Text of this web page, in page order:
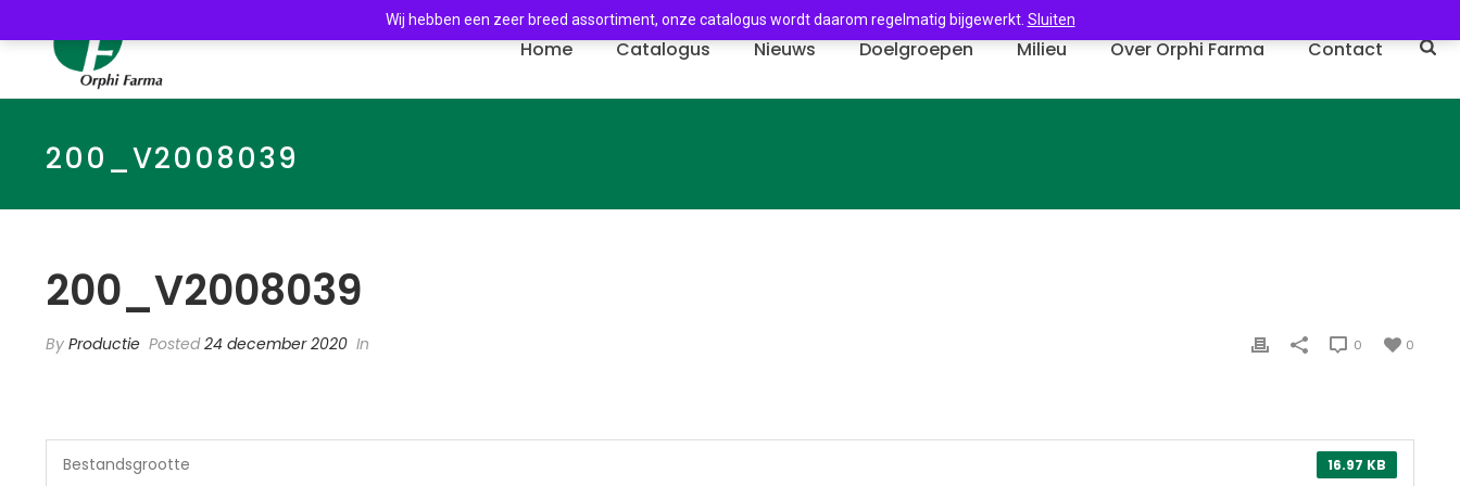
Home Catalogus Nieuws Doelgroepen Milieu Over Orphi Farma Contact
200_V2008039
200_V2008039
By Productie Posted24 december 2020 In 0
0
16.97 KB
Bestandsgrootte
Wij hebben een zeer breed assortiment, onze catalogus wordt daarom regelmatig bijgewerkt. Sluiten